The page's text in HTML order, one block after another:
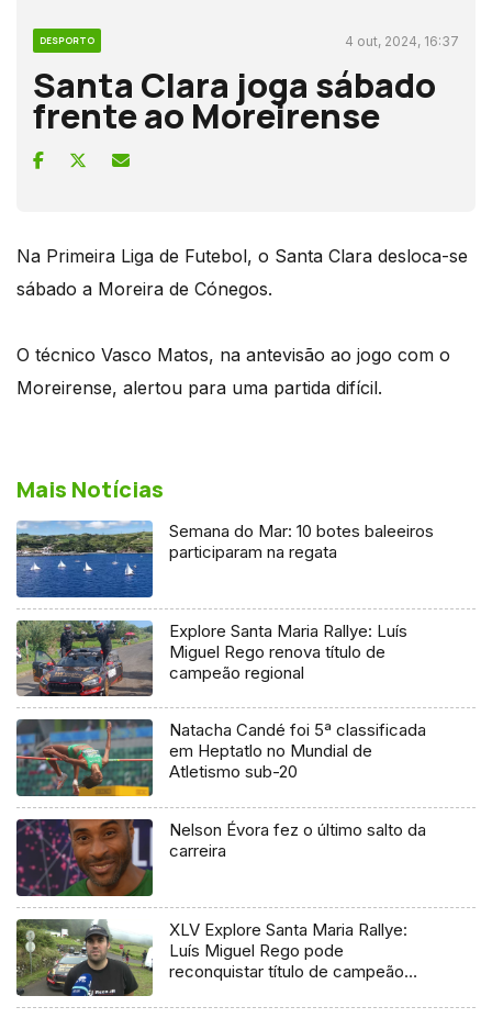
DESPORTO 4 out, 2024, 16:37
Santa Clara joga sábado
frente ao Moreirense
Na Primeira Liga de Futebol, o Santa Clara desloca-se
sábado a Moreira de Cónegos.
O técnico Vasco Matos, na antevisão ao jogo com o
Moreirense, alertou para uma partida difícil.
Mais Notícias
Semana do Mar: 10 botes baleeiros
participaram na regata
Explore Santa Maria Rallye: Luís
Miguel Rego renova título de
campeão regional
Natacha Candé foi 5ª classificada
em Heptatlo no Mundial de
Atletismo sub-20
Nelson Évora fez o último salto da
carreira
XLV Explore Santa Maria Rallye:
Luís Miguel Rego pode
reconquistar título de campeão